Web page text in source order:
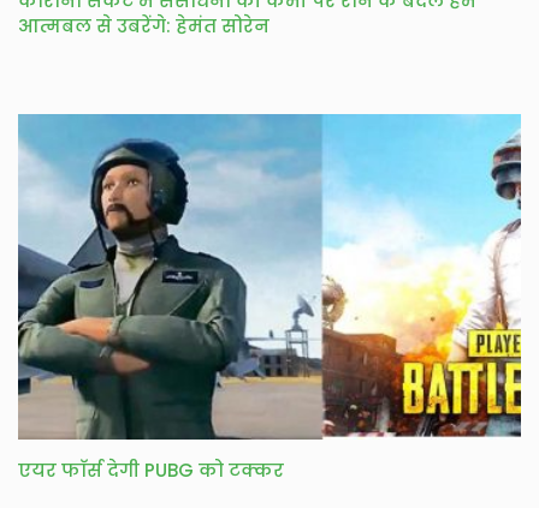
आत्मबल से उबरेंगे: हेमंत सोरेन
एयर फाॅर्स देगी PUBG को टक्कर